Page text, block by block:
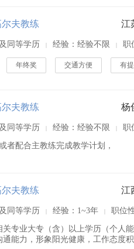
夫教练
同等学历 | 经验：经验不限 | 职
年终奖 交通方便 有
夫教练 杨
同等学历 | 经验：经验不限 | 职
者配合主教练完成教学计划，
夫教练 江
同等学历 | 经验：1~3年 | 职位
关专业大专（含）以上学历（个人
通能力，形象阳光健康，工作态度